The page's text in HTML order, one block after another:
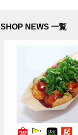
SHOP NEWS 一覧